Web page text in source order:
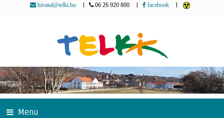
hivatal@telki.hu 06 26 920 800 facebook
Menu